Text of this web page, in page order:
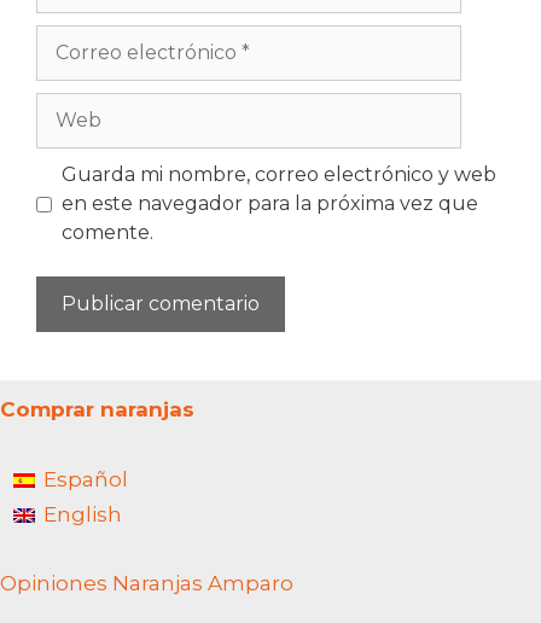
Guarda mi nombre, correo electrónico y web
en este navegador para la próxima vez que
comente.
Comprar naranjas
Español
English
Opiniones Naranjas Amparo